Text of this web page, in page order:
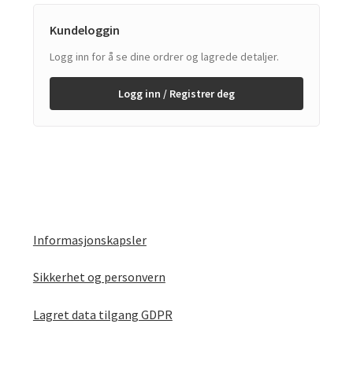
Kundeloggin
Logg inn for å se dine ordrer og lagrede detaljer.
Logg inn / Registrer deg
Informasjonskapsler
Sikkerhet og personvern
Lagret data tilgang GDPR